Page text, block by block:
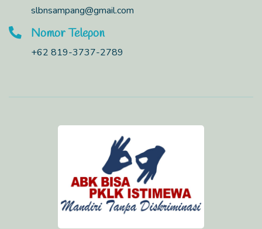
slbnsampang@gmail.com
Nomor Telepon
+62 819-3737-2789